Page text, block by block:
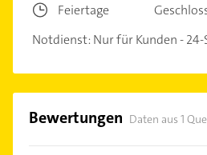
Feiertage
Notdienst: Nur für Kunden -
Bewertungen Daten aus 1